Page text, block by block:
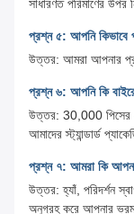
সাধারণত পরিমাণের
প্রশ্ন ৫: আপনি কিভাবে
উত্তর: আমরা আপনার
প্রশ্ন ৬: আপনি কি
উত্তর: 30,000 পিসের
আমাদের স্ট্যান্ডার্ড
প্রশ্ন ৭: আমরা কি
উত্তর: হ্যাঁ, পরিদর্শন
অনুগ্রহ করে আপনার